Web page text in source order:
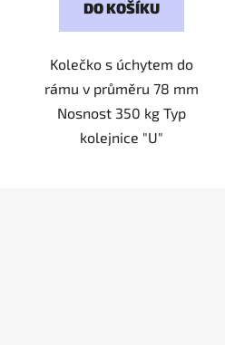
DO KOŠÍKU
Kolečko s úchytem do
rámu v průměru 78 mm
Nosnost 350 kg Typ
kolejnice "U"